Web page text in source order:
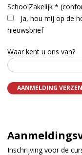
SchoolZakelijk *
Ja, hou mij op de
nieuwsbrief
Waar kent u ons van?
Inschrijving voor de